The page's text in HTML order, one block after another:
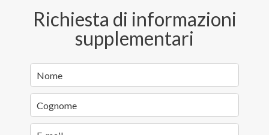
Richiesta di informazioni
supplementari